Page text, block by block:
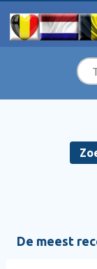
De meest